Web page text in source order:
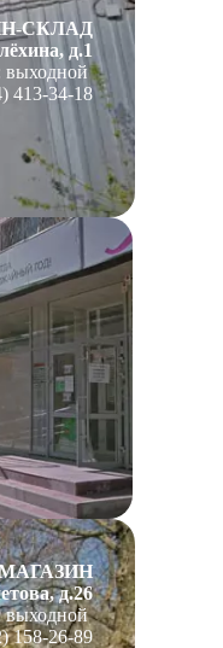
СКЛАД
д.1
выходной
413-34-18
д.26
выходной
158-26-89